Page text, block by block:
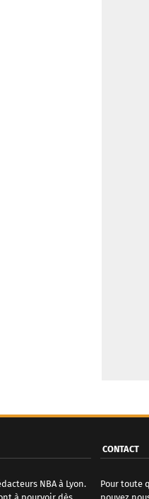
NBA à Lyon.
CONTACT
Pour toute